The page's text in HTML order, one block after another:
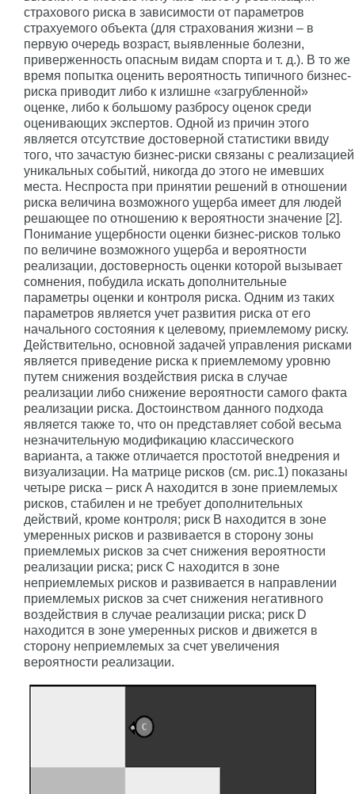
страхового риска в зависимости от параметров
страхуемого объекта (для страхования жизни – в
первую очередь возраст, выявленные болезни,
приверженность опасным видам спорта и т. д.). В то же
время попытка оценить вероятность типичного бизнес-
риска приводит либо к излишне «загрубленной»
оценке, либо к большому разбросу оценок среди
оценивающих экспертов. Одной из причин этого
является отсутствие достоверной статистики ввиду
того, что зачастую бизнес-риски связаны с реализацией
уникальных событий, никогда до этого не имевших
места. Неспроста при принятии решений в отношении
риска величина возможного ущерба имеет для людей
решающее по отношению к вероятности значение [2].
Понимание ущербности оценки бизнес-рисков только
по величине возможного ущерба и вероятности
реализации, достоверность оценки которой вызывает
сомнения, побудила искать дополнительные
параметры оценки и контроля риска. Одним из таких
параметров является учет развития риска от его
начального состояния к целевому, приемлемому риску.
Действительно, основной задачей управления рисками
является приведение риска к приемлемому уровню
путем снижения воздействия риска в случае
реализации либо снижение вероятности самого факта
реализации риска. Достоинством данного подхода
является также то, что он представляет собой весьма
незначительную модификацию классического
варианта, а также отличается простотой внедрения и
визуализации. На матрице рисков (см. рис.1) показаны
четыре риска – риск А находится в зоне приемлемых
рисков, стабилен и не требует дополнительных
действий, кроме контроля; риск B находится в зоне
умеренных рисков и развивается в сторону зоны
приемлемых рисков за счет снижения вероятности
реализации риска; риск C находится в зоне
неприемлемых рисков и развивается в направлении
приемлемых рисков за счет снижения негативного
воздействия в случае реализации риска; риск D
находится в зоне умеренных рисков и движется в
сторону неприемлемых за счет увеличения
вероятности реализации.